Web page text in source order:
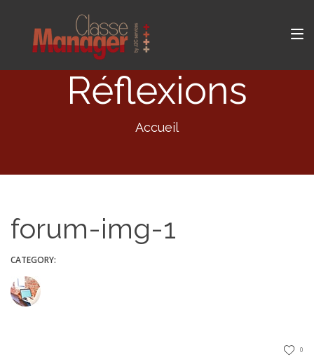
Réflexions
Accueil
forum-img-1
CATEGORY:
0